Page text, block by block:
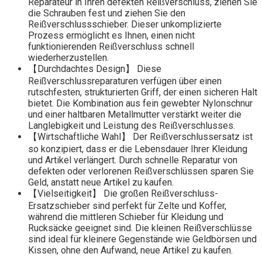
die Schrauben fest und ziehen Sie den
Reißverschlussschieber. Dieser unkomplizierte
Prozess ermöglicht es Ihnen, einen nicht
funktionierenden Reißverschluss schnell
wiederherzustellen.
【Durchdachtes Design】 Diese
Reißverschlussreparaturen verfügen über einen
rutschfesten, strukturierten Griff, der einen sicheren Halt
bietet. Die Kombination aus fein gewebter Nylonschnur
und einer haltbaren Metallmutter verstärkt weiter die
Langlebigkeit und Leistung des Reißverschlusses.
【Wirtschaftliche Wahl】 Der Reißverschlussersatz ist
so konzipiert, dass er die Lebensdauer Ihrer Kleidung
und Artikel verlängert. Durch schnelle Reparatur von
defekten oder verlorenen Reißverschlüssen sparen Sie
Geld, anstatt neue Artikel zu kaufen.
【Vielseitigkeit】 Die großen Reißverschluss-
Ersatzschieber sind perfekt für Zelte und Koffer,
während die mittleren Schieber für Kleidung und
Rucksäcke geeignet sind. Die kleinen Reißverschlüsse
sind ideal für kleinere Gegenstände wie Geldbörsen und
Kissen, ohne den Aufwand, neue Artikel zu kaufen.